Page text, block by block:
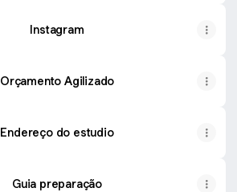
Instagram
Orçamento Agilizado
Endereço do estudio
Guia preparação